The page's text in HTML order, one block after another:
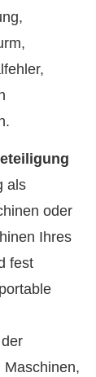
als
oder
Ihres
fest
Maschinen,